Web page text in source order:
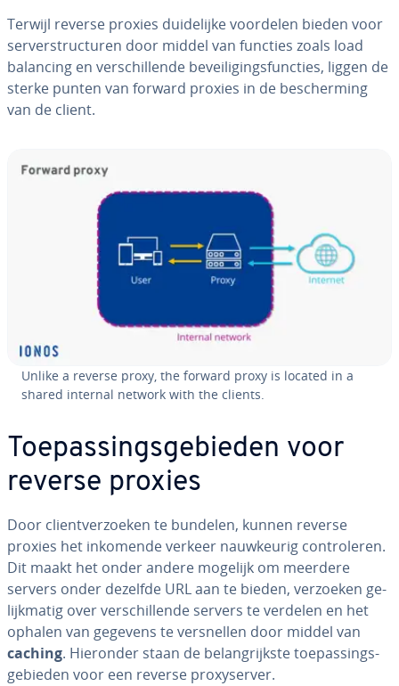
Terwijl reverse proxies dui­de­lij­ke voordelen bieden voor
ser­ver­struc­tu­ren door middel van functies zoals load
balancing en ver­schil­len­de be­vei­li­gings­func­ties, liggen de
sterke punten van forward proxies in de be­scher­ming
van de client.
Unlike a reverse proxy, the forward proxy is located in a
shared internal network with the clients.
Toe­pas­sings­ge­bie­den voor
reverse proxies
Door client­ver­zoe­ken te bundelen, kunnen reverse
proxies het inkomende verkeer nauw­keu­rig con­tro­le­ren.
Dit maakt het onder andere mogelijk om meerdere
servers onder dezelfde URL aan te bieden, verzoeken ge­
lijk­ma­tig over ver­schil­len­de servers te verdelen en het
ophalen van gegevens te ver­snel­len door middel van
caching. Hieronder staan de be­lang­rijk­ste toe­pas­sings­
ge­bie­den voor een reverse proxy­ser­ver.